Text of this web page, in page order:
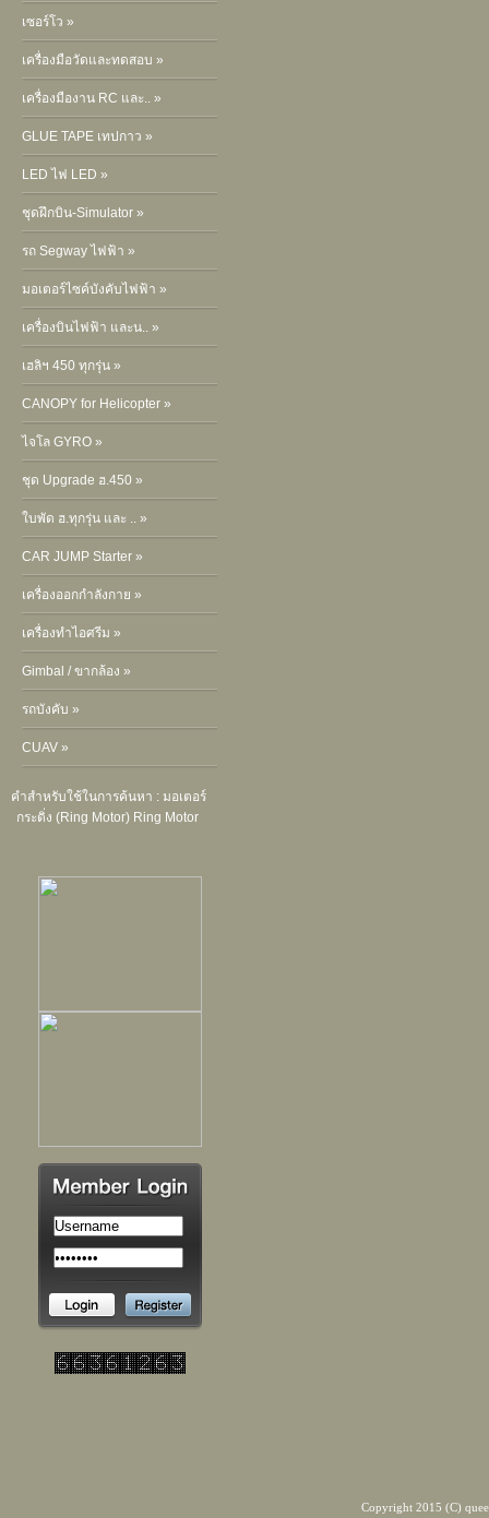
เซอร์โว »
เครื่องมือวัดและทดสอบ »
เครื่องมืองาน RC และ.. »
GLUE TAPE เทปกาว »
LED ไฟ LED »
ชุดฝึกบิน-Simulator »
รถ Segway ไฟฟ้า »
มอเตอร์ไซค์บังคับไฟฟ้า »
เครื่องบินไฟฟ้า และน.. »
เฮลิฯ 450 ทุกรุ่น »
CANOPY for Helicopter »
ไจโล GYRO »
ชุด Upgrade ฮ.450 »
ใบพัด ฮ.ทุกรุ่น และ .. »
CAR JUMP Starter »
เครื่องออกกำลังกาย »
เครื่องทำไอศรีม »
Gimbal / ขากล้อง »
รถบังคับ »
CUAV »
คำสำหรับใช้ในการค้นหา :มอเตอร์
กระดิ่ง (Ring Motor) Ring Motor
Copyright 2015 (C)